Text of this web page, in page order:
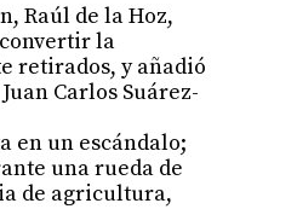
Raúl de la Hoz,
la
retirados, y añadió
Carlos Suárez-
en un escándalo;
una rueda de
de agricultura,